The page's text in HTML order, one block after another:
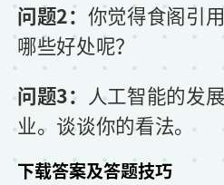
问题2： 你觉得食阁引
哪些好处呢？
问题3： 人工智能的发
业。谈谈你的看法。
下载答案及答题技巧